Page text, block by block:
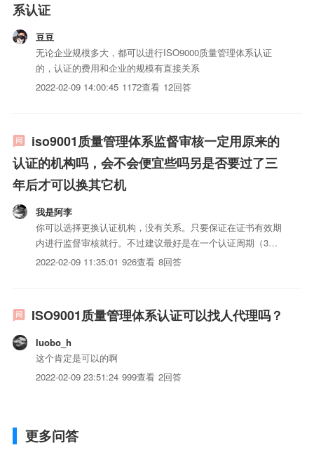
系认证
豆豆
无论企业规模多大，都可以进行ISO9000质量管理体系认证
的，认证的费用和企业的规模有直接关系
2022-02-09 14:00:45 1172查看 12回答
iso9001质量管理体系监督审核一定用原来的
认证的机构吗，会不会便宜些吗另是否要过了三
年后才可以换其它机
我是阿李
你可以选择更换认证机构，没有关系。只要保证在证书有效期
内进行监督审核就行。不过建议最好是在一个认证周期（3
年）满了之后更换。
2022-02-09 11:35:01 926查看 8回答
ISO9001质量管理体系认证可以找人代理吗？
luobo_h
这个肯定是可以的啊
2022-02-09 23:51:24 999查看 2回答
更多问答